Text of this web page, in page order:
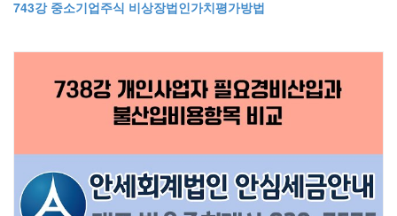
743강 중소기업주식 비상장법인가치평가방법